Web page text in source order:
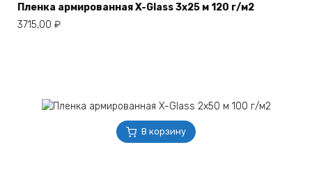
Пленка армированная X-Glass 3х25 м 120 г/м2
3715,00 ₽
В корзину